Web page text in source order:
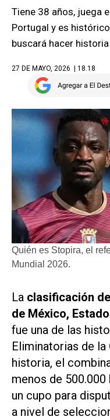
Tiene 38 años, juega
Portugal y es
buscará hacer
27 DE MAYO, 2026 | 18.18
Quién es Stopira, el
Mundial 2026.
La clasificación de
de México,
fue una de las
Eliminatorias de la
historia, el
menos de
un cupo para
a nivel de